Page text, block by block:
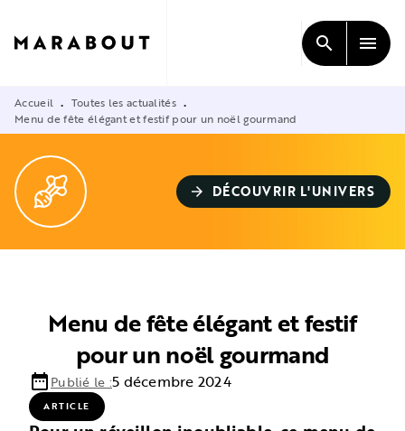
CONTENU
search menu
Accueil • Toutes les actualités •
Menu de fête élégant et festif pour un noël gourmand
arrow_forward DÉCOUVRIR L'UNIVERS
Menu de fête élégant et festif
pour un noël gourmand
date_rangePublié le :5 décembre 2024
ARTICLE